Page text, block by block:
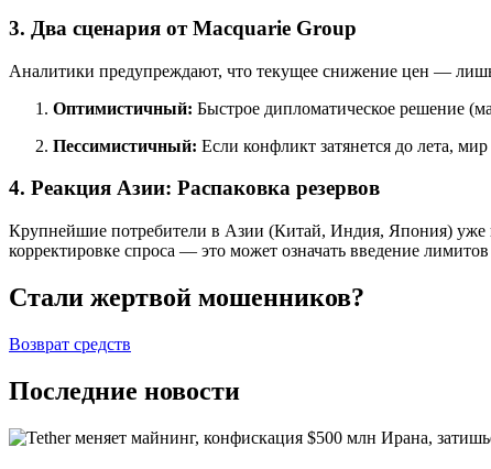
3. Два сценария от Macquarie Group
Аналитики предупреждают, что текущее снижение цен —
Оптимистичный: Быстрое дипломатическое решение
Пессимистичный: Если конфликт затянется до лета,
4. Реакция Азии: Распаковка резервов
Крупнейшие потребители в Азии (Китай, Индия, Япония) уже
корректировке спроса — это может означать введение
Стали жертвой мошенников?
Возврат средств
Последние новости